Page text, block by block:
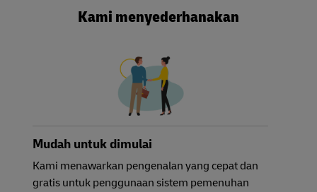
Kami menyederhanakan
Mudah untuk dimulai
Kami menawarkan pengenalan yang cepat dan
gratis untuk penggunaan sistem pemenuhan